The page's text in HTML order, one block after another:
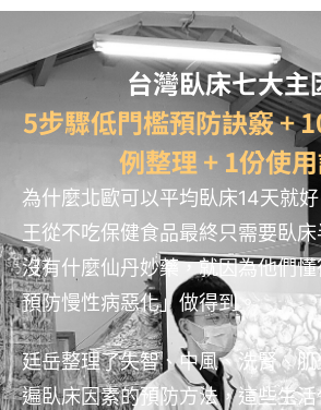
台灣臥床七大主
5步驟低門檻預防訣竅 +
例整理 + 1份使
為什麼北歐可以平均臥床14天就
王從不吃保健食品最終只需要臥
沒有什麼仙丹妙藥，就因為他們懂
預防慢性病惡化」做得到。
廷岳整理了失智、中風、洗腎、
遍臥床因素的預防方法，這些生